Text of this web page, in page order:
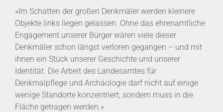
»Im Schatten der großen Denkmäler werden kleinere
Objekte links liegen gelassen. Ohne das ehrenamtliche
Engagement unserer Bürger wären viele dieser
Denkmäler schon längst verloren gegangen – und mit
ihnen ein Stück unserer Geschichte und unserer
Identität. Die Arbeit des Landesamtes für
Denkmalpflege und Archäologie darf nicht auf einige
wenige Standorte konzentriert, sondern muss in die
Fläche getragen werden.«